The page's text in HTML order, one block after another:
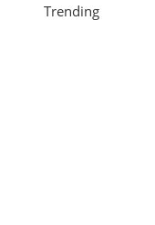
Trending